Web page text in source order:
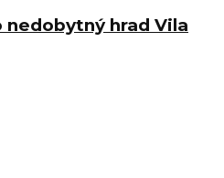
nedobytný hrad Vila